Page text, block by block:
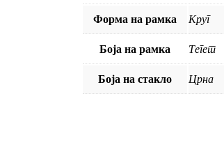
Форма на рамка Круг
Боја на рамка Тегет
Боја на стакло Црна